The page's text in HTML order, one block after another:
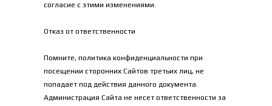
согласие с этими изменениями.
Отказ от ответственности
Помните, политика конфиденциальности при
посещении сторонних Сайтов третьих лиц, не
попадает под действия данного документа.
Администрация Сайта не несет ответственности за